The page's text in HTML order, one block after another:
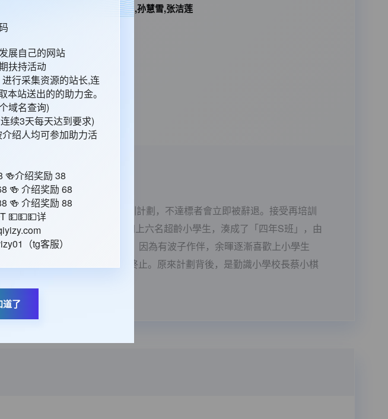
文,姜文杰,周祉君,陈安立,栢天男,孙慧雪,张洁莲
需要接受為期五個月的再培訓計劃，不達標者會立即被辭退。接受再培訓
宇、大家姐、許越和Elly，加上六名超齡小學生，湊成了「四年S班」，由
的一次補課，重新認識自己。因為有波子作伴，余暉逐漸喜歡上小學生
，再培訓計劃亦隨之被勒令終止。原來計劃背後，是勤識小學校長蔡小棋
展自己的网站
扶持活动
行采集资源的站长,连
站送出的的助力金。
域名查询)
续3天每天达到要求)
绍人均可参加助力活
🍻介绍奖励 38
🍻 介绍奖励 68
🍻 介绍奖励 88
💵💵💵详
（tg客服）
道了